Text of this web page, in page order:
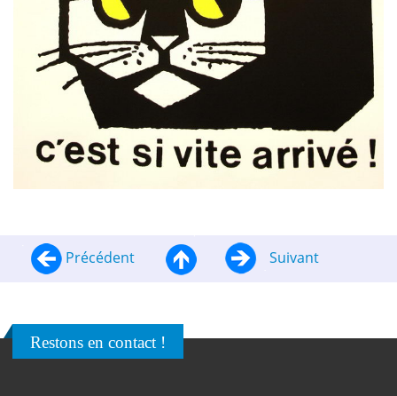
Précédent Suivant
Restons en contact !